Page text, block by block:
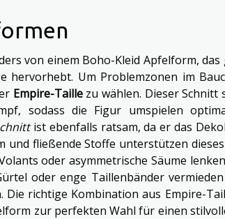
von einem Boho-Kleid Apfelform, das
hervorhebt. Um Problemzonen im
Empire-Taillezu wählen. Dieser
sodass die Figur umspielen
ist ebenfalls ratsam, da er das
und fließende Stoffe unterstützen
oder asymmetrische Säume
oder enge Taillenbänder
richtige Kombination aus Empire-
zur perfekten Wahl für einen